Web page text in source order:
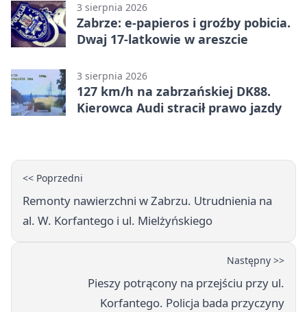
3 sierpnia 2026
Zabrze: e-papieros i groźby pobicia.
Dwaj 17-latkowie w areszcie
3 sierpnia 2026
127 km/h na zabrzańskiej DK88.
Kierowca Audi stracił prawo jazdy
<< Poprzedni
Remonty nawierzchni w Zabrzu. Utrudnienia na
al. W. Korfantego i ul. Mielżyńskiego
Następny >>
Pieszy potrącony na przejściu przy ul.
Korfantego. Policja bada przyczyny